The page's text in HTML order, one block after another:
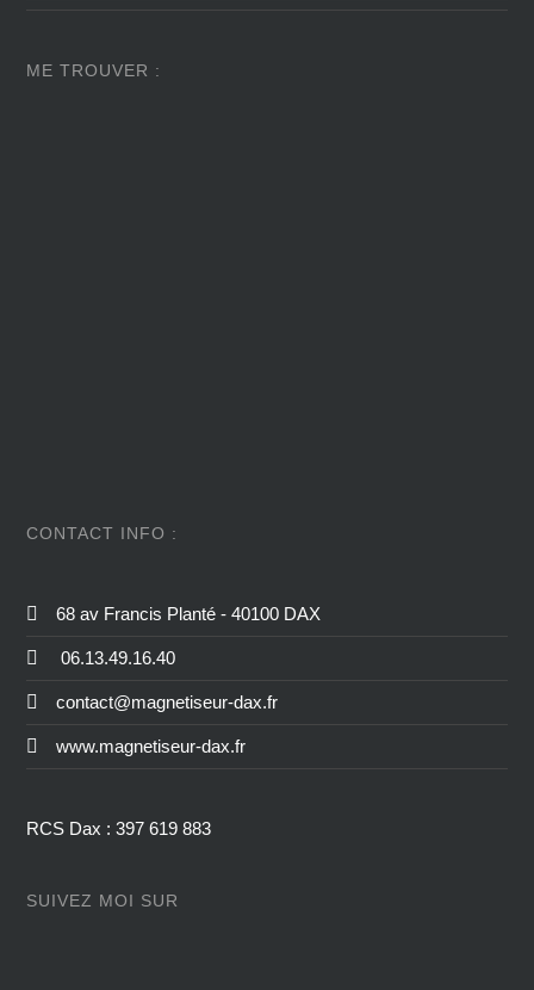
ME TROUVER :
CONTACT INFO :
68 av Francis Planté - 40100 DAX
06.13.49.16.40
contact@magnetiseur-dax.fr
www.magnetiseur-dax.fr
RCS Dax : 397 619 883
SUIVEZ MOI SUR